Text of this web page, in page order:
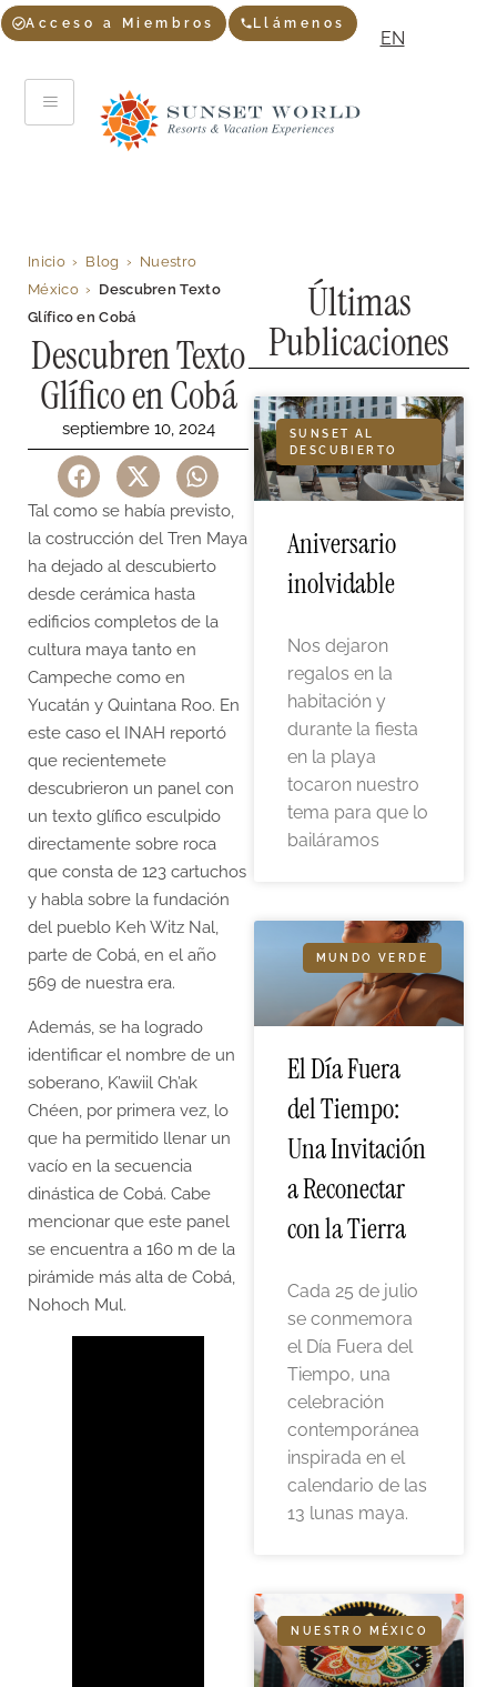
Acceso a Miembros Llámenos
EN
Inicio› Blog › Nuestro
México› Descubren Texto
Glífico en Cobá
Descubren Texto
Glífico en Cobá
septiembre 10, 2024
Tal como se había previsto,
la costrucción del Tren Maya
ha dejado al descubierto
desde cerámica hasta
edificios completos de la
cultura maya tanto en
Campeche como en
Yucatán y Quintana Roo. En
este caso el INAH reportó
que recientemete
descubrieron un panel con
un texto glífico esculpido
directamente sobre roca
que consta de 123 cartuchos
y habla sobre la fundación
del pueblo Keh Witz Nal,
parte de Cobá, en el año
569 de nuestra era.
Además, se ha logrado
identificar el nombre de un
soberano, K’awiil Ch’ak
Chéen, por primera vez, lo
que ha permitido llenar un
vacío en la secuencia
dinástica de Cobá. Cabe
mencionar que este panel
se encuentra a 160 m de la
pirámide más alta de Cobá,
Nohoch Mul.
Últimas
Publicaciones
SUNSET AL
DESCUBIERTO
Aniversario
inolvidable
Nos dejaron
regalos en la
habitación y
durante la fiesta
en la playa
tocaron nuestro
tema para que lo
bailáramos
MUNDO VERDE
El Día Fuera
del Tiempo:
Una Invitación
a Reconectar
con la Tierra
Cada 25 de julio
se conmemora
el Día Fuera del
Tiempo, una
celebración
contemporánea
inspirada en el
calendario de las
13 lunas maya.
NUESTRO MÉXICO